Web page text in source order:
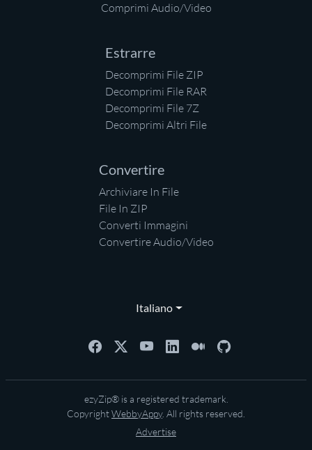
Comprimi Audio/Video
Estrarre
Decomprimi File ZIP
Decomprimi File RAR
Decomprimi File 7Z
Decomprimi Altri File
Convertire
Archiviare In File
File In ZIP
Converti Immagini
Convertire Audio/Video
Italiano
ezyZip® is a registered trademark.
CopyrightWebbyAppy. All rights reserved.
Advertise